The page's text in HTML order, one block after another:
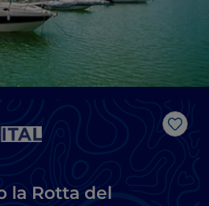
Like
la Rotta del